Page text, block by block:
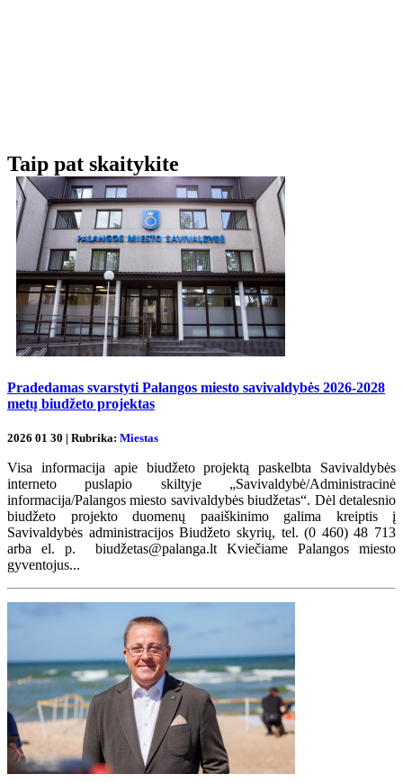
Taip pat skaitykite
Pradedamas svarstyti Palangos miesto savivaldybės 2026-2028
metų biudžeto projektas
2026 01 30 | Rubrika: Miestas
Visa informacija apie biudžeto projektą paskelbta Savivaldybės
interneto puslapio skiltyje „Savivaldybė/Administracinė
informacija/Palangos miesto savivaldybės biudžetas“. Dėl detalesnio
biudžeto projekto duomenų paaiškinimo galima kreiptis į
Savivaldybės administracijos Biudžeto skyrių, tel. (0 460) 48 713
arba el. p. biudžetas@palanga.lt Kviečiame Palangos miesto
gyventojus...